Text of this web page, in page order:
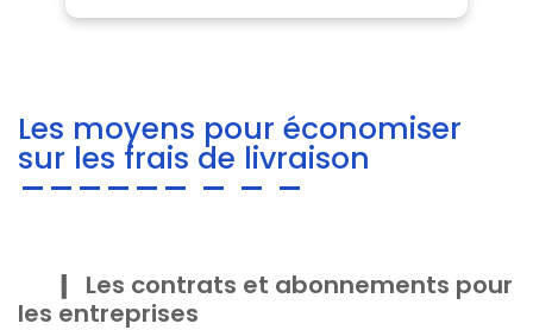
Les moyens pour économiser
sur les frais de livraison
Les contrats et abonnements pour
les entreprises